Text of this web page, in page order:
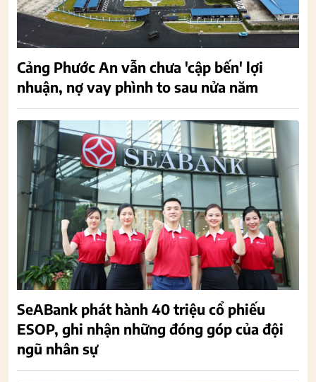
Cảng Phước An vẫn chưa 'cập bến' lợi
nhuận, nợ vay phình to sau nửa năm
SeABank phát hành 40 triệu cổ phiếu
ESOP, ghi nhận những đóng góp của đội
ngũ nhân sự